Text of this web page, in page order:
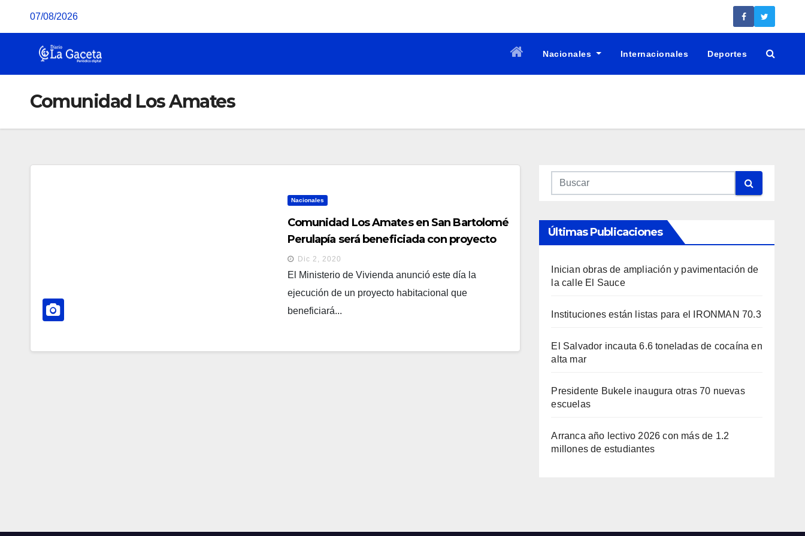
07/08/2026
Nacionales Internacionales Deportes
Comunidad Los Amates
Nacionales
Comunidad Los Amates en San Bartolomé
Perulapía será beneficiada con proyecto
habitacional
Dic 2, 2020
El Ministerio de Vivienda anunció este día la
ejecución de un proyecto habitacional que
beneficiará...
Últimas Publicaciones
Inician obras de ampliación y pavimentación de
la calle El Sauce
Instituciones están listas para el IRONMAN 70.3
El Salvador incauta 6.6 toneladas de cocaína en
alta mar
Presidente Bukele inaugura otras 70 nuevas
escuelas
Arranca año lectivo 2026 con más de 1.2
millones de estudiantes